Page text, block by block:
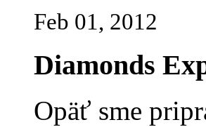
Feb 01, 2012
Diamonds
Opäť sme